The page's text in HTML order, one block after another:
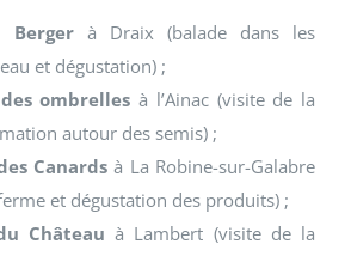
Berger à Draix (balade dans les
et dégustation) ;
ombrelles à l’Ainac (visite de la
autour des semis) ;
Canards à La Robine-sur-Galabre
et dégustation des produits) ;
Château à Lambert (visite de la